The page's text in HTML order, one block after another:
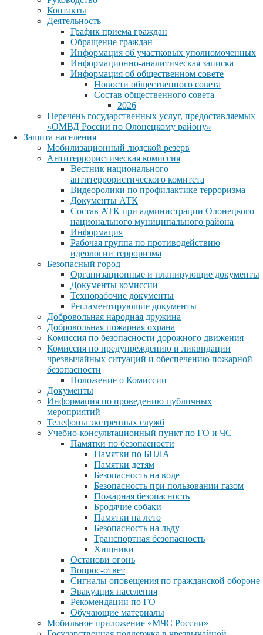
Контакты
Деятельность
График приема граждан
Обращение граждан
Информация об участковых уполномоченных
Информационно-аналитическая записка
Информация об общественном совете
Новости общественного совета
Состав общественного совета
2026
Перечень государственных услуг, предоставляемых
«ОМВД России по Олонецкому району»
Защита населения
Мобилизационный людской резерв
Антитеррористическая комиссия
Вестник национального
антитеррористического комитета
Видеоролики по профилактике терроризма
Документы АТК
Состав АТК при администрации Олонецкого
национального муниципального района
Информация
Рабочая группа по противодействию
идеологии терроризма
Безопасный город
Организационные и планирующие документы
Документы комиссии
Технорабочие документы
Регламентирующие документы
Добровольная народная дружина
Добровольная пожарная охрана
Комиссия по безопасности дорожного движения
Комиссия по предупреждению и ликвидации
чрезвычайных ситуаций и обеспечению пожарной
безопасности
Положение о Комиссии
Документы
Информация по проведению публичных
мероприятий
Телефоны экстренных служб
Учебно-консультационный пункт по ГО и ЧС
Памятки по безопасности
Памятки по БПЛА
Памятки детям
Безопасность на воде
Безопасность при пользовании газом
Пожарная безопасность
Бродячие собаки
Памятки на лето
Безопасность на льду
Транспортная безопасность
Хищники
Останови огонь
Вопрос-ответ
Сигналы оповещения по гражданской обороне
Эвакуация населения
Рекомендации по ГО
Обучающие материалы
Мобильное приложение «МЧС России»